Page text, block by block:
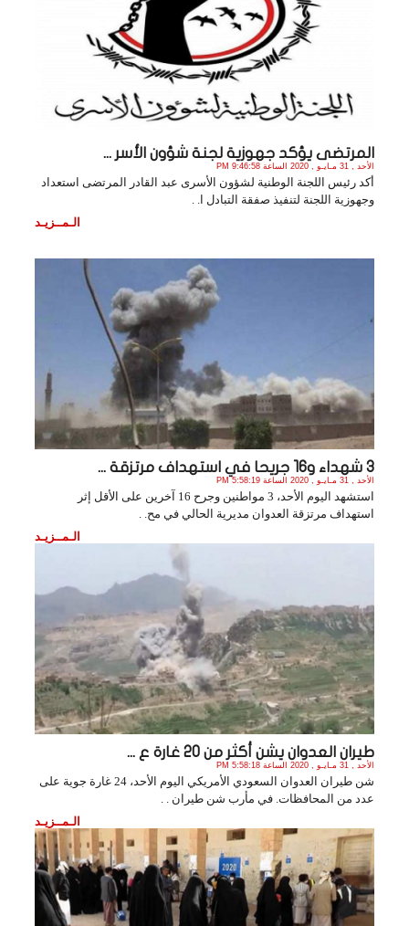
المرتضى يؤكد جهوزية لجنة شؤون الأسر ...
الأحد , 31 مـايـو , 2020 الساعة 9:46:58 PM
أكد رئيس اللجنة الوطنية لشؤون الأسرى عبد القادر المرتضى استعداد
وجهوزية اللجنة لتنفيذ صفقة التبادل ا. .
الـمــزيـد
3 شهداء و16 جريحا في استهداف مرتزقة ...
الأحد , 31 مـايـو , 2020 الساعة 5:58:19 PM
استشهد اليوم الأحد، 3 مواطنين وجرح 16 آخرين على الأقل إثر
استهداف مرتزقة العدوان مديرية الحالي في مح. .
الـمــزيـد
طيران العدوان يشن أكثر من 20 غارة ع ...
الأحد , 31 مـايـو , 2020 الساعة 5:58:18 PM
شن طيران العدوان السعودي الأمريكي اليوم الأحد، 24 غارة جوية على
عدد من المحافظات. في مأرب شن طيران . .
الـمــزيـد